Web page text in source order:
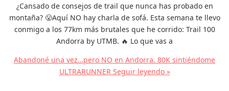
¿Cansado de consejos de trail que nunca has probado en
montaña? 😤Aquí NO hay charla de sofá. Esta semana te llevo
conmigo a los 77km más brutales que he corrido: Trail 100
Andorra by UTMB. 🔥 Lo que vas a
Abandoné una vez…pero NO en Andorra. 80K sintiéndome
ULTRARUNNERSeguir leyendo »